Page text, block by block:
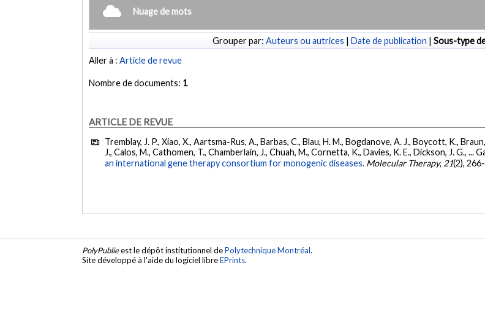
Nuage de mots
Grouper par: Auteurs ou autrices | Date de publication | Sous-type
Aller à :Article de revue
Nombre de documents: 1
ARTICLE DE REVUE
Tremblay, J. P., Xiao, X., Aartsma-Rus, A., Barbas, C., Blau, H. M., Bogdanove, A. J., Boycott, K.,
J., Calos, M., Cathomen, T., Chamberlain, J., Chuah, M., Cornetta, K., Davies, K. E., Dickson, J. G., ...
an international gene therapy consortium for monogenic diseases. Molecular Therapy, 21(2),
PolyPublieest le dépôt institutionnel dePolytechnique Montréal.
Site développé à l'aide du logiciel libreEPrints.